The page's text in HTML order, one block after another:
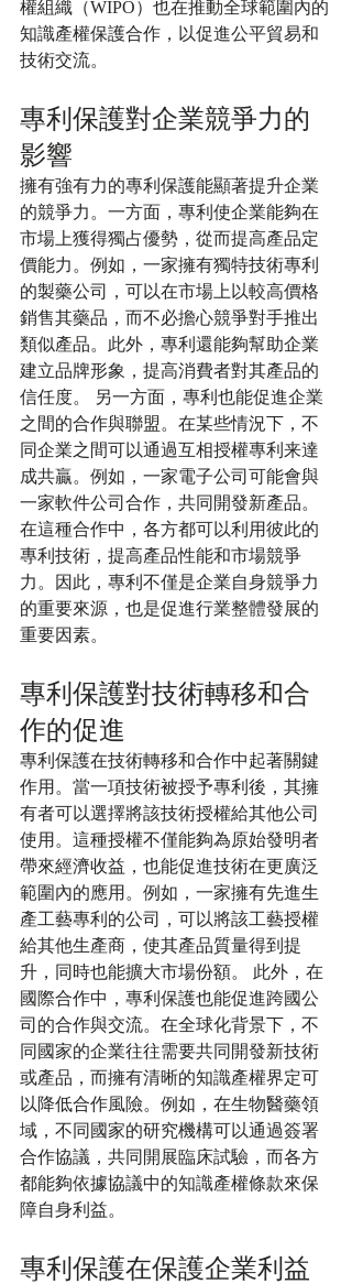
權組織（WIPO）也在推動全球範圍內的
知識產權保護合作，以促進公平貿易和
技術交流。
專利保護對企業競爭力的
影響
擁有強有力的專利保護能顯著提升企業
的競爭力。一方面，專利使企業能夠在
市場上獲得獨占優勢，從而提高產品定
價能力。例如，一家擁有獨特技術專利
的製藥公司，可以在市場上以較高價格
銷售其藥品，而不必擔心競爭對手推出
類似產品。此外，專利還能夠幫助企業
建立品牌形象，提高消費者對其產品的
信任度。 另一方面，專利也能促進企業
之間的合作與聯盟。在某些情況下，不
同企業之間可以通過互相授權專利来達
成共贏。例如，一家電子公司可能會與
一家軟件公司合作，共同開發新產品。
在這種合作中，各方都可以利用彼此的
專利技術，提高產品性能和市場競爭
力。因此，專利不僅是企業自身競爭力
的重要來源，也是促進行業整體發展的
重要因素。
專利保護對技術轉移和合
作的促進
專利保護在技術轉移和合作中起著關鍵
作用。當一項技術被授予專利後，其擁
有者可以選擇將該技術授權給其他公司
使用。這種授權不僅能夠為原始發明者
帶來經濟收益，也能促進技術在更廣泛
範圍內的應用。例如，一家擁有先進生
產工藝專利的公司，可以將該工藝授權
給其他生產商，使其產品質量得到提
升，同時也能擴大市場份額。 此外，在
國際合作中，專利保護也能促進跨國公
司的合作與交流。在全球化背景下，不
同國家的企業往往需要共同開發新技術
或產品，而擁有清晰的知識產權界定可
以降低合作風險。例如，在生物醫藥領
域，不同國家的研究機構可以通過簽署
合作協議，共同開展臨床試驗，而各方
都能夠依據協議中的知識產權條款來保
障自身利益。
專利保護在保護企業利益